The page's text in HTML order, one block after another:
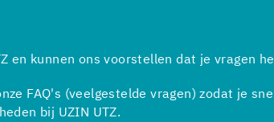
en kunnen ons voorstellen dat je vragen
FAQ's (veelgestelde vragen) zodat je
bij UZIN UTZ.